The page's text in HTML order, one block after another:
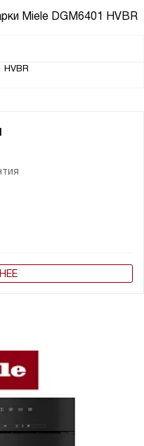
Miele DGM6401 HVBR
HVBR